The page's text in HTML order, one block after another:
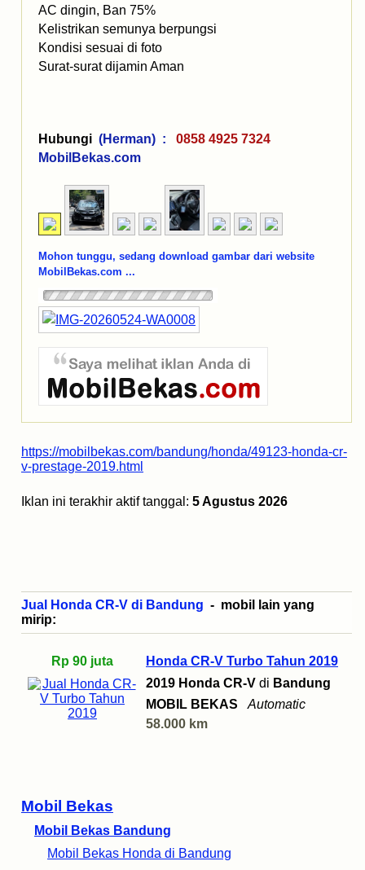
Mobil Bekas
Mobil Bekas Bandung
Mobil Bekas Honda di Bandung
AC dingin, Ban 75%
Kelistrikan semunya berpungsi
Kondisi sesuai di foto
Surat-surat dijamin Aman
Hubungi (Herman) :
0858 4925 7324
MobilBekas.com
Mohon tunggu, sedang download gambar dari website
MobilBekas.com ...
https://mobilbekas.com/bandung/honda/49123-honda-cr-
v-prestage-2019.html
Iklan ini terakhir aktif tanggal: 5 Agustus 2026
Jual Honda CR-V di Bandung - mobil lain yang
mirip:
Rp 90 juta
Honda CR-V Turbo Tahun 2019
2019 Honda CR-V di Bandung
MOBIL BEKAS
Automatic
58.000 km